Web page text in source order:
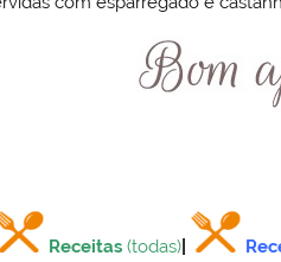
Receitas (todas)